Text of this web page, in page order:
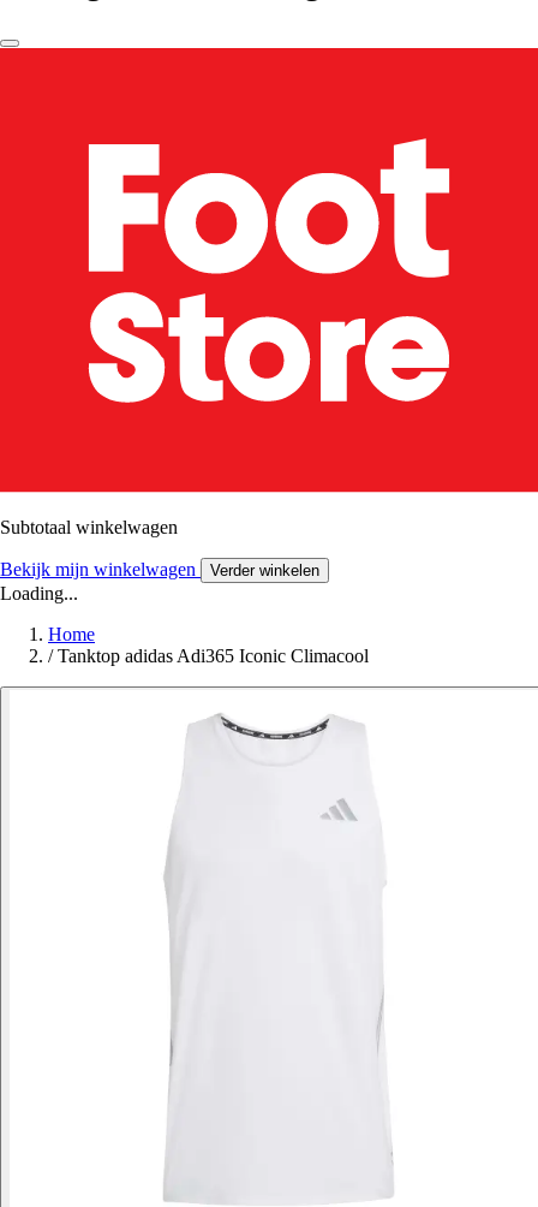
Subtotaal winkelwagen
Bekijk mijn winkelwagen Verder winkelen
Loading...
Home
/ Tanktop adidas Adi365 Iconic Climacool